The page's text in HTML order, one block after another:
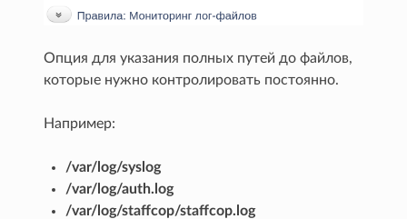
Опция для указания полных путей до файлов,
которые нужно контролировать постоянно.
Например:
/var/log/syslog
/var/log/auth.log
/var/log/staffcop/staffcop.log